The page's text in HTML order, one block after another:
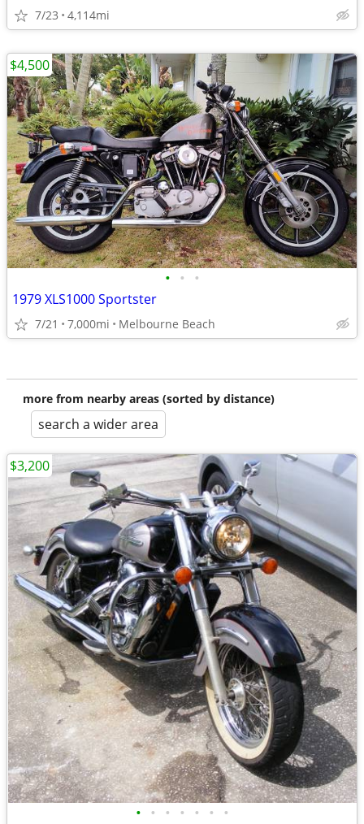
7/23 4,114mi
• • •
1979 XLS1000 Sportster
7/21 7,000mi Melbourne Beach
$4,500
more from nearby areas (sorted by distance)
search a wider area
• • • • • • •
$3,200